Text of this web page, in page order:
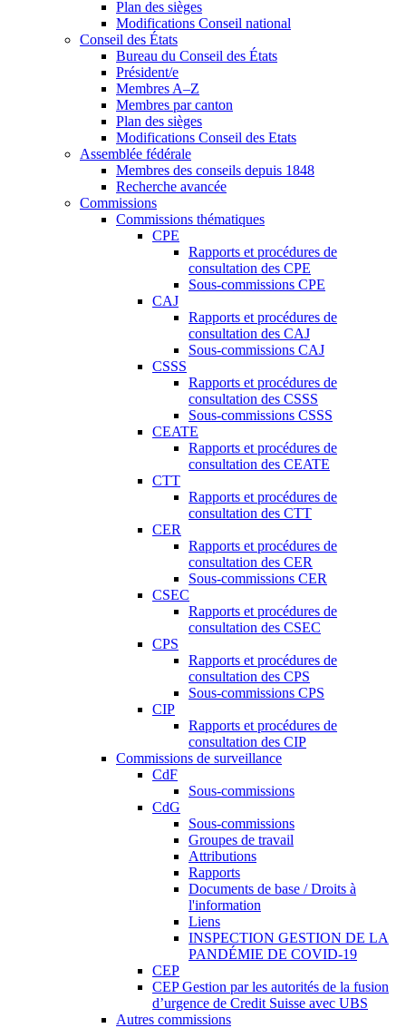
Plan des sièges
Modifications Conseil national
Conseil des États
Bureau du Conseil des États
Président/e
Membres A–Z
Membres par canton
Plan des sièges
Modifications Conseil des Etats
Assemblée fédérale
Membres des conseils depuis 1848
Recherche avancée
Commissions
Commissions thématiques
CPE
Rapports et procédures de
consultation des CPE
Sous-commissions CPE
CAJ
Rapports et procédures de
consultation des CAJ
Sous-commissions CAJ
CSSS
Rapports et procédures de
consultation des CSSS
Sous-commissions CSSS
CEATE
Rapports et procédures de
consultation des CEATE
CTT
Rapports et procédures de
consultation des CTT
CER
Rapports et procédures de
consultation des CER
Sous-commissions CER
CSEC
Rapports et procédures de
consultation des CSEC
CPS
Rapports et procédures de
consultation des CPS
Sous-commissions CPS
CIP
Rapports et procédures de
consultation des CIP
Commissions de surveillance
CdF
Sous-commissions
CdG
Sous-commissions
Groupes de travail
Attributions
Rapports
Documents de base / Droits à
l'information
Liens
INSPECTION GESTION DE LA
PANDÉMIE DE COVID-19
CEP
CEP Gestion par les autorités de la fusion
d’urgence de Credit Suisse avec UBS
Autres commissions